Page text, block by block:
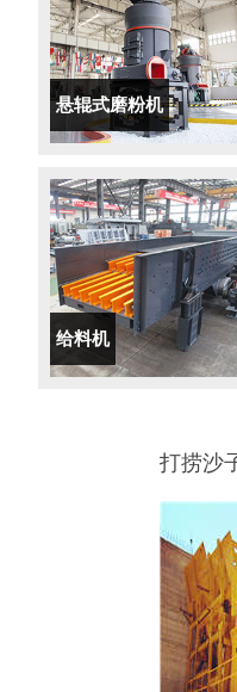
悬辊式磨粉机
给料机
打捞沙